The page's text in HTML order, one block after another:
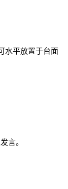
水平放置于台面
言。